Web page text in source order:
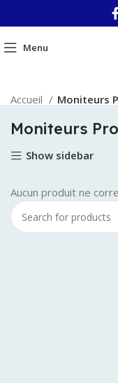
Menu
Accueil Moniteurs
Moniteurs
Show sidebar
Aucun produit ne